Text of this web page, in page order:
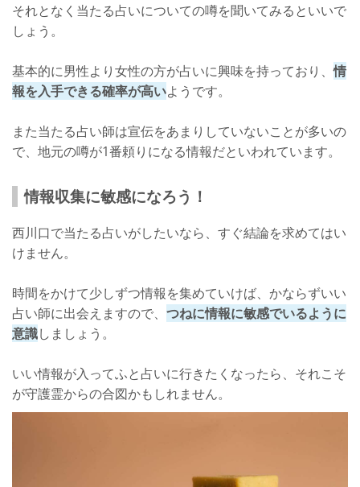
それとなく当たる占いについての噂を聞いてみるといいで
しょう。
基本的に男性より女性の方が占いに興味を持っており、情
報を入手できる確率が高いようです。
また当たる占い師は宣伝をあまりしていないことが多いの
で、地元の噂が1番頼りになる情報だといわれています。
情報収集に敏感になろう！
西川口で当たる占いがしたいなら、すぐ結論を求めてはい
けません。
時間をかけて少しずつ情報を集めていけば、かならずいい
占い師に出会えますので、 つねに情報に敏感でいるように
意識しましょう。
いい情報が入ってふと占いに行きたくなったら、それこそ
が守護霊からの合図かもしれません。